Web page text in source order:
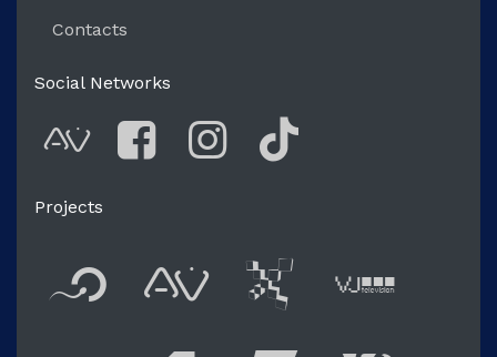
Contacts
Social Networks
AVnode
Projects
Flyer new media
Audio